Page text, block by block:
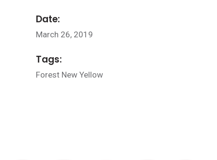
Date:
March 26, 2019
Tags:
Forest New Yellow